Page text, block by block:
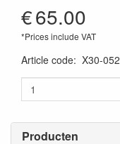
Producten
€65.00
*Prices include VAT
Article code: X30-052